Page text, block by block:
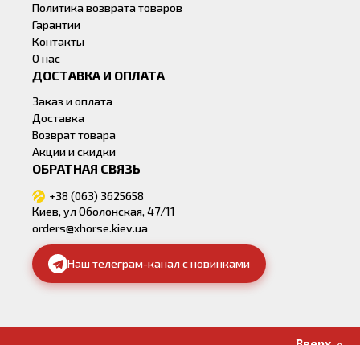
Политика возврата товаров
Гарантии
Контакты
О нас
ДОСТАВКА И ОПЛАТА
Заказ и оплата
Доставка
Возврат товара
Акции и скидки
ОБРАТНАЯ СВЯЗЬ
+38 (063) 3625658
Киев, ул Оболонская, 47/11
orders@xhorse.kiev.ua
Наш телеграм-канал с новинками